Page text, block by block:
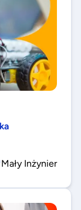
Mały Inżynier